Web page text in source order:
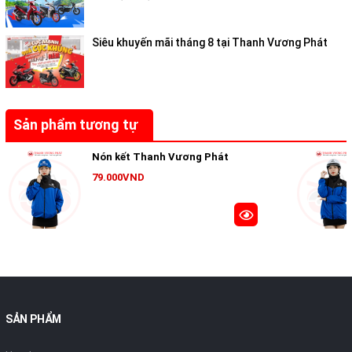
Siêu khuyến mãi tháng 8 tại Thanh Vương Phát
Sản phẩm tương tự
Nón kết Thanh Vương Phát
79.000VND
SẢN PHẨM